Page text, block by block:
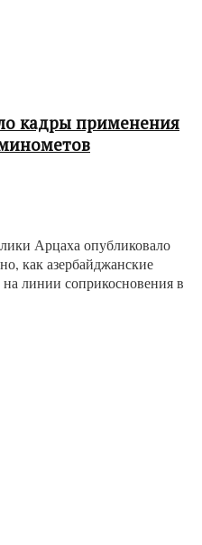
кадры применения
Арцаха опубликовало
как азербайджанские
линии соприкосновения в